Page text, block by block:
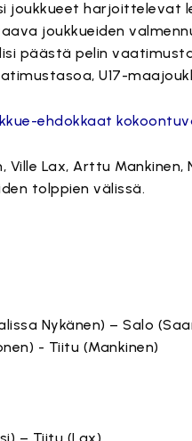
joukkueet harjoittelevat
joukkueiden
päästä pelin
U17-
ehdokkaat
Ville Lax, Arttu
tolppien välissä.
Nykänen) – Salo
- Tiitu (Mankinen)